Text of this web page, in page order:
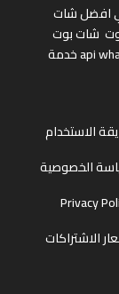
افضل شات
شات بوت
apiخدمة
الاستخدام
الخصوصية
Privacy
الاشتراكات